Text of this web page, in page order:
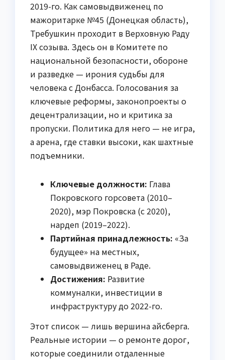
2019-го. Как самовыдвиженец по
мажоритарке №45 (Донецкая область),
Требушкин проходит в Верховную Раду
IX созыва. Здесь он в Комитете по
национальной безопасности, обороне
и разведке — ирония судьбы для
человека с Донбасса. Голосования за
ключевые реформы, законопроекты о
децентрализации, но и критика за
пропуски. Политика для него — не игра,
а арена, где ставки высоки, как шахтные
подъемники.
Ключевые должности: Глава
Покровского горсовета (2010–
2020), мэр Покровска (с 2020),
нардеп (2019–2022).
Партийная принадлежность: «За
будущее» на местных,
самовыдвиженец в Раде.
Достижения: Развитие
коммуналки, инвестиции в
инфраструктуру до 2022-го.
Этот список — лишь вершина айсберга.
Реальные истории — о ремонте дорог,
которые соединили отдаленные